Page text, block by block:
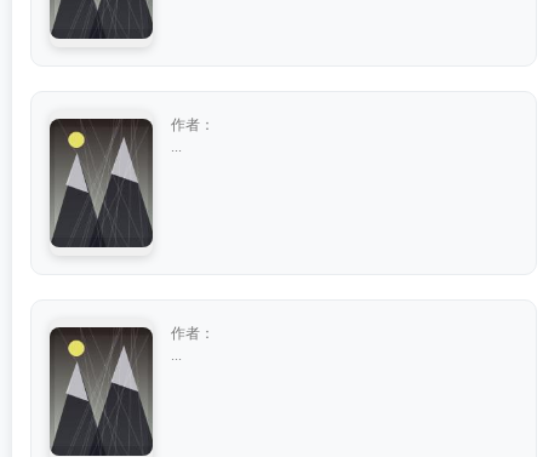
作者：
作者：